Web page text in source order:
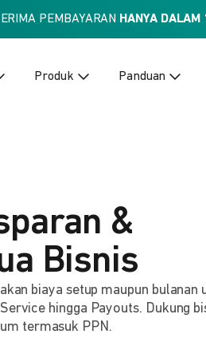
PEMBAYARAN HANYA
Produk Panduan
&
Bisnis
biaya setup maupun bulanan
hingga Payouts. Dukung
termasuk PPN.